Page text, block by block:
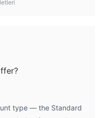
type — the Standard